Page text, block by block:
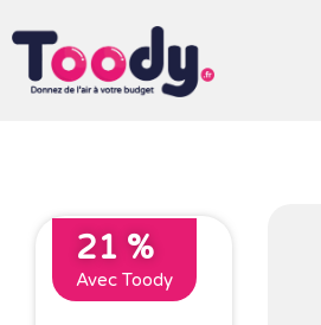
21 %
Avec Toody